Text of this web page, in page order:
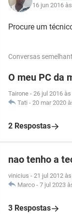
16 jun 2016
Procure um
Conversas
O meu PC da
Tairone - 26 jul 2016
Tati - 20 mar 2020
2 Respostas
nao tenho a
vinicius - 21 jul 2012
Marco - 7 jul 2023
3 Respostas